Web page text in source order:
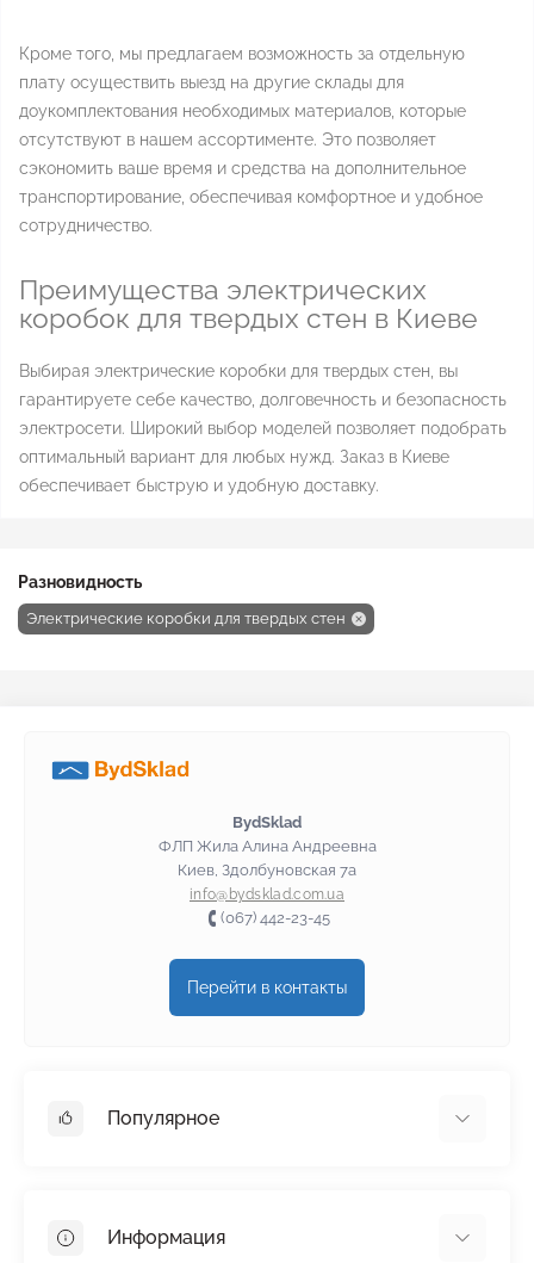
Кроме того, мы предлагаем возможность за отдельную
плату осуществить выезд на другие склады для
доукомплектования необходимых материалов, которые
отсутствуют в нашем ассортименте. Это позволяет
сэкономить ваше время и средства на дополнительное
транспортирование, обеспечивая комфортное и удобное
сотрудничество.
Преимущества электрических
коробок для твердых стен в Киеве
Выбирая электрические коробки для твердых стен, вы
гарантируете себе качество, долговечность и безопасность
электросети. Широкий выбор моделей позволяет подобрать
оптимальный вариант для любых нужд. Заказ в Киеве
обеспечивает быструю и удобную доставку.
Разновидность
Электрические коробки для твердых стен
BydSklad
ФЛП Жила Алина Андреевна
Киев, Здолбуновская 7а
info@bydsklad.com.ua
(067) 442-23-45
Перейти в контакты
Популярное
Пенопласт
Информация